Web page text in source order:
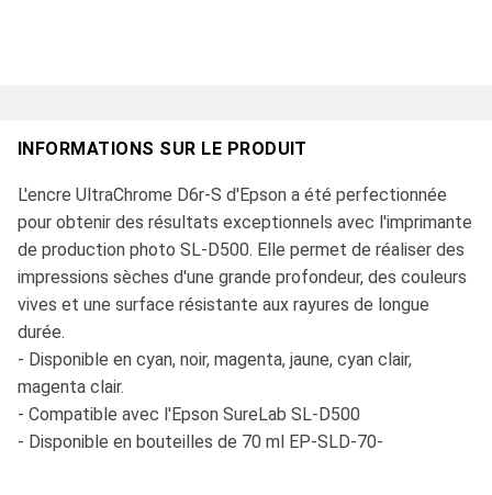
INFORMATIONS SUR LE PRODUIT
L'encre UltraChrome D6r-S d'Epson a été perfectionnée
pour obtenir des résultats exceptionnels avec l'imprimante
de production photo SL-D500. Elle permet de réaliser des
impressions sèches d'une grande profondeur, des couleurs
vives et une surface résistante aux rayures de longue
durée.
- Disponible en cyan, noir, magenta, jaune, cyan clair,
magenta clair.
- Compatible avec l'Epson SureLab SL-D500
- Disponible en bouteilles de 70 ml EP-SLD-70-